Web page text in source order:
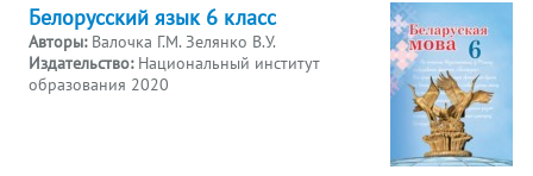
Белорусский язык 6 класс
Авторы: Валочка Г.М. Зелянко В.У.
Издательство: Национальный институт
образования 2020